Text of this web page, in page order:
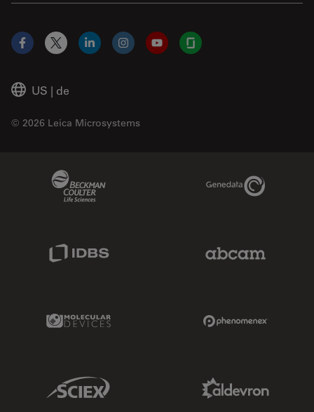
US | de
© 2026 Leica Microsystems
Facebook
X LinkedInInstagramYouTubeGlassdoor
Genedata Link
Molecular Devices Link
Sciex Link